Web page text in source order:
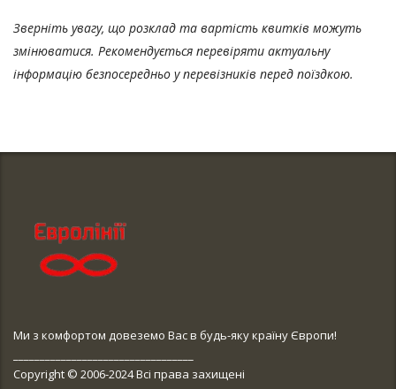
Зверніть увагу, що розклад та вартість квитків можуть
змінюватися. Рекомендується перевіряти актуальну
інформацію безпосередньо у перевізників перед поїздкою.
Ми з комфортом довеземо Вас в будь-яку країну Європи!
Copyright © 2006-2024 Всі права захищені